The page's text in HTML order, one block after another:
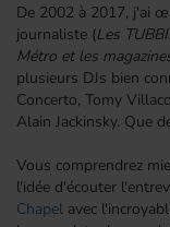
De 2002 à 2017, j'ai
journaliste (Les
Métro et les
plusieurs DJs bien
Concerto, Tomy
Alain Jackinsky. Que
Vous comprendrez
l'idée d'écouter
Chapel avec